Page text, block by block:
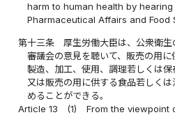
harm to human health by
Pharmaceutical Affairs and Food
第十三条
厚生労働大臣は、公衆衛
審議会の意見を聴いて、販売の用
製造、加工、使用、調理若しくは保
又は販売の用に供する食品若しく
めることができる。
Article 13
(1)
From the viewpoint